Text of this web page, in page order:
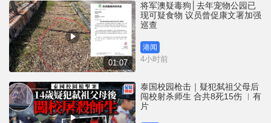
01:07
将军澳疑毒狗│去年宠物公园已
现可疑食物 议员曾促康文署加强
巡查
港闻
4小时前
泰国校园枪击｜疑犯弑祖父母后
闯校射杀师生 合共8死15伤 ︱有
片